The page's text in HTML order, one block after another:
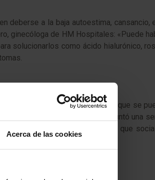
Acerca de las cookies
deberse a la baja autoestima, cansancio,
ginecóloga de HM Hospitales: «Puede
solucionarlos como ácido hialurónico,
a las mujeres asegurando que se
Yolanda Bernárdez apuntó una
el roll de cuidadoras que